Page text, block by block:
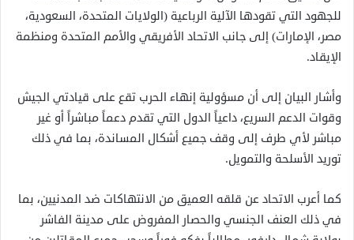
للجهود التي تقودها الآلية الرباعية (الولايات المتحدة، السعودية،
مصر، الإمارات) إلى جانب الاتحاد الأفريقي والأمم المتحدة ومنظمة
الإيقاد.
وأشار البيان إلى أن مسؤولية إنهاء الحرب تقع على قيادتي الجيش
وقوات الدعم السريع، داعياً الدول التي تقدم دعماً مباشراً أو غير
مباشر لأي طرف إلى وقف جميع أشكال المساندة، بما في ذلك
توريد الأسلحة والتمويل.
كما أعرب الاتحاد عن قلقه العميق من الانتهاكات ضد المدنيين، بما
في ذلك العنف الجنسي والحصار المفروض على مدينة الفاشر